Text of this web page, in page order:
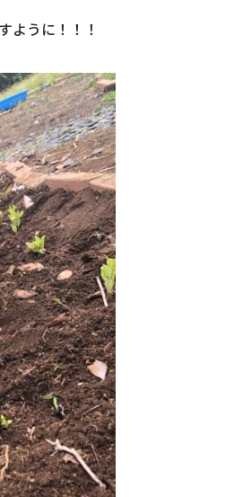
ように！！！